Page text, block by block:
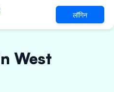
लॉगिन
in West